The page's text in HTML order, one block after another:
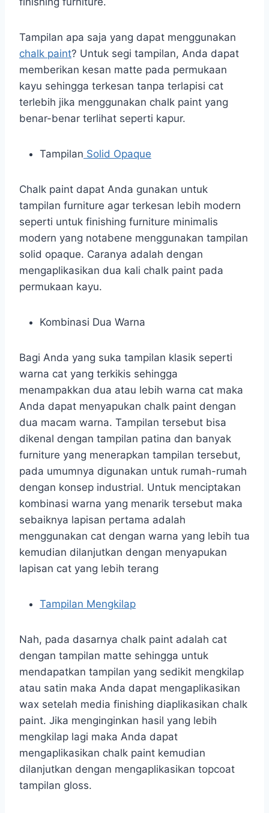
Tampilan apa saja yang dapat menggunakan
chalk paint? Untuk segi tampilan, Anda dapat
memberikan kesan matte pada permukaan
kayu sehingga terkesan tanpa terlapisi cat
terlebih jika menggunakan chalk paint yang
benar-benar terlihat seperti kapur.
Tampilan Solid Opaque
Chalk paint dapat Anda gunakan untuk
tampilan furniture agar terkesan lebih modern
seperti untuk finishing furniture minimalis
modern yang notabene menggunakan tampilan
solid opaque. Caranya adalah dengan
mengaplikasikan dua kali chalk paint pada
permukaan kayu.
Kombinasi Dua Warna
Bagi Anda yang suka tampilan klasik seperti
warna cat yang terkikis sehingga
menampakkan dua atau lebih warna cat maka
Anda dapat menyapukan chalk paint dengan
dua macam warna. Tampilan tersebut bisa
dikenal dengan tampilan patina dan banyak
furniture yang menerapkan tampilan tersebut,
pada umumnya digunakan untuk rumah-rumah
dengan konsep industrial. Untuk menciptakan
kombinasi warna yang menarik tersebut maka
sebaiknya lapisan pertama adalah
menggunakan cat dengan warna yang lebih tua
kemudian dilanjutkan dengan menyapukan
lapisan cat yang lebih terang
Tampilan Mengkilap
Nah, pada dasarnya chalk paint adalah cat
dengan tampilan matte sehingga untuk
mendapatkan tampilan yang sedikit mengkilap
atau satin maka Anda dapat mengaplikasikan
wax setelah media finishing diaplikasikan chalk
paint. Jika menginginkan hasil yang lebih
mengkilap lagi maka Anda dapat
mengaplikasikan chalk paint kemudian
dilanjutkan dengan mengaplikasikan topcoat
tampilan gloss.